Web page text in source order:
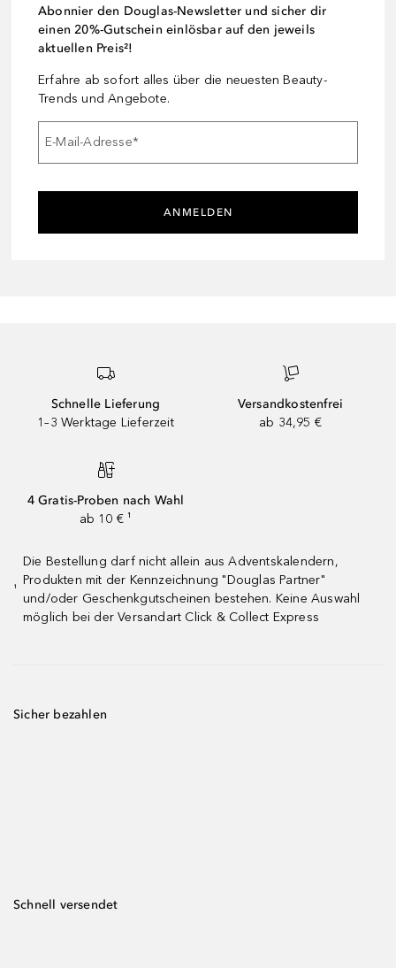
Abonnier den Douglas-Newsletter und sicher dir
einen 20%-Gutschein einlösbar auf den jeweils
aktuellen Preis²!
Erfahre ab sofort alles über die neuesten Beauty-
Trends und Angebote.
E-Mail-Adresse*
ANMELDEN
Schnelle Lieferung
1–3 Werktage Lieferzeit
Versandkostenfrei
ab 34,95 €
4 Gratis-Proben nach Wahl
ab 10 € ¹
¹
Die Bestellung darf nicht allein aus Adventskalendern,
Produkten mit der Kennzeichnung "Douglas Partner"
und/oder Geschenkgutscheinen bestehen. Keine Auswahl
möglich bei der Versandart Click & Collect Express
Sicher bezahlen
Schnell versendet